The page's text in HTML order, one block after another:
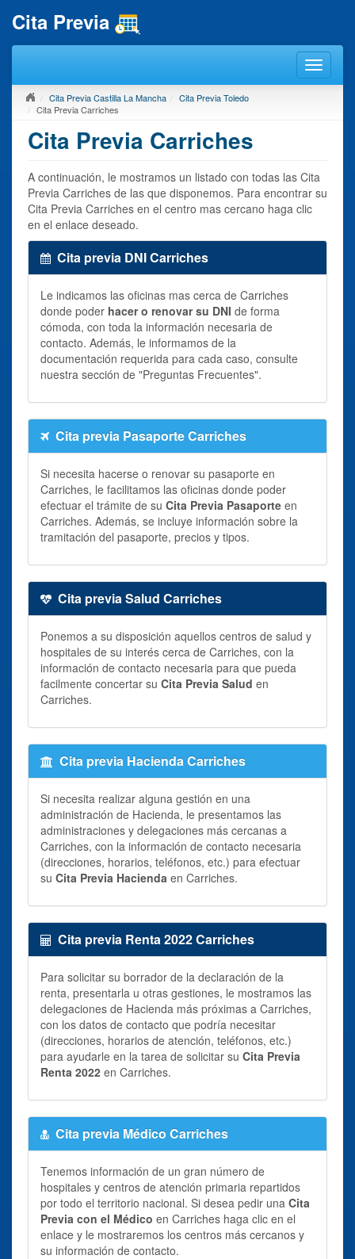
Cita Previa
Cita Previa Castilla La Mancha
Cita Previa Toledo
Cita Previa Carriches
Cita Previa Carriches
A continuación, le mostramos un listado con todas las Cita
Previa Carriches de las que disponemos. Para encontrar su
Cita Previa Carriches en el centro mas cercano haga clic
en el enlace deseado.
Cita previa DNI Carriches
Le indicamos las oficinas mas cerca de Carriches
donde poder hacer o renovar su DNI de forma
cómoda, con toda la información necesaria de
contacto. Además, le informamos de la
documentación requerida para cada caso, consulte
nuestra sección de "Preguntas Frecuentes".
Cita previa Pasaporte Carriches
Si necesita hacerse o renovar su pasaporte en
Carriches, le facilitamos las oficinas donde poder
efectuar el trámite de su Cita Previa Pasaporte en
Carriches. Además, se incluye información sobre la
tramitación del pasaporte, precios y tipos.
Cita previa Salud Carriches
Ponemos a su disposición aquellos centros de salud y
hospitales de su interés cerca de Carriches, con la
información de contacto necesaria para que pueda
facilmente concertar su Cita Previa Salud en
Carriches.
Cita previa Hacienda Carriches
Si necesita realizar alguna gestión en una
administración de Hacienda, le presentamos las
administraciones y delegaciones más cercanas a
Carriches, con la información de contacto necesaria
(direcciones, horarios, teléfonos, etc.) para efectuar
su Cita Previa Hacienda en Carriches.
Cita previa Renta 2022 Carriches
Para solicitar su borrador de la declaración de la
renta, presentarla u otras gestiones, le mostramos las
delegaciones de Hacienda más próximas a Carriches,
con los datos de contacto que podría necesitar
(direcciones, horarios de atención, teléfonos, etc.)
para ayudarle en la tarea de solicitar su Cita Previa
Renta 2022 en Carriches.
Cita previa Médico Carriches
Tenemos información de un gran número de
hospitales y centros de atención primaria repartidos
por todo el territorio nacional. Si desea pedir una Cita
Previa con el Médico en Carriches haga clic en el
enlace y le mostraremos los centros más cercanos y
su información de contacto.